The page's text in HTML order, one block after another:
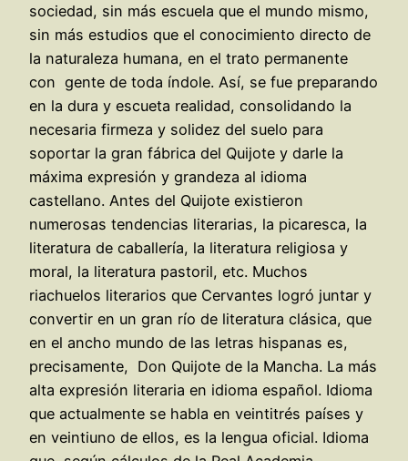
sociedad, sin más escuela que el mundo mismo,
sin más estudios que el conocimiento directo de
la naturaleza humana, en el trato permanente
con gente de toda índole. Así, se fue preparando
en la dura y escueta realidad, consolidando la
necesaria firmeza y solidez del suelo para
soportar la gran fábrica del Quijote y darle la
máxima expresión y grandeza al idioma
castellano. Antes del Quijote existieron
numerosas tendencias literarias, la picaresca, la
literatura de caballería, la literatura religiosa y
moral, la literatura pastoril, etc. Muchos
riachuelos literarios que Cervantes logró juntar y
convertir en un gran río de literatura clásica, que
en el ancho mundo de las letras hispanas es,
precisamente, Don Quijote de la Mancha. La más
alta expresión literaria en idioma español. Idioma
que actualmente se habla en veintitrés países y
en veintiuno de ellos, es la lengua oficial. Idioma